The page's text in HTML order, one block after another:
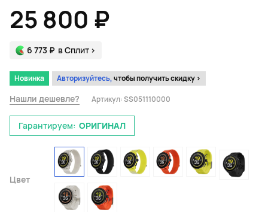
25 800 ₽
6 773 ₽ в Сплит >
Новинка Авторизуйтесь,чтобы получить скидку >
Нашли дешевле? Артикул:SS051110000
Гарантируем: ОРИГИНАЛ
Цвет